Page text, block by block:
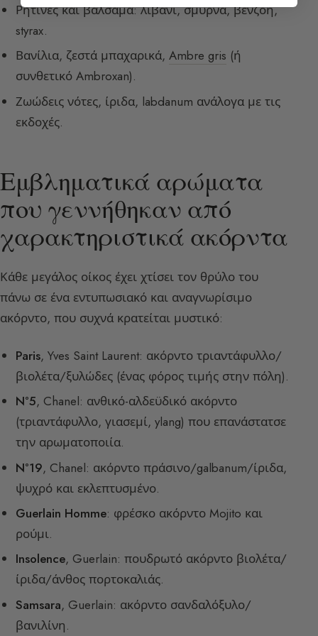
Ρητίνες και βάλσαμα: λιβάνι, σμύρνα, βενζόη,
styrax.
Βανίλια, ζεστά μπαχαρικά,Ambre gris (ή
συνθετικό Ambroxan).
Ζωώδεις νότες, ίριδα, labdanum ανάλογα με τις
εκδοχές.
Εμβληματικά αρώματα
που γεννήθηκαν από
χαρακτηριστικά ακόρντα
Κάθε μεγάλος οίκος έχει χτίσει τον θρύλο του
πάνω σε ένα εντυπωσιακό και αναγνωρίσιμο
ακόρντο, που συχνά κρατείται μυστικό:
Paris, Yves Saint Laurent: ακόρντο τριαντάφυλλο/
βιολέτα/ξυλώδες (ένας φόρος τιμής στην πόλη).
N°5, Chanel: ανθικό-αλδεϋδικό ακόρντο
(τριαντάφυλλο, γιασεμί, ylang) που επανάστατσε
την αρωματοποιία.
N°19, Chanel: ακόρντο πράσινο/galbanum/ίριδα,
ψυχρό και εκλεπτυσμένο.
Guerlain Homme: φρέσκο ακόρντο Mojito και
ρούμι.
Insolence, Guerlain: πουδρωτό ακόρντο βιολέτα/
ίριδα/άνθος πορτοκαλιάς.
Samsara, Guerlain: ακόρντο σανδαλόξυλο/
βανιλίνη.